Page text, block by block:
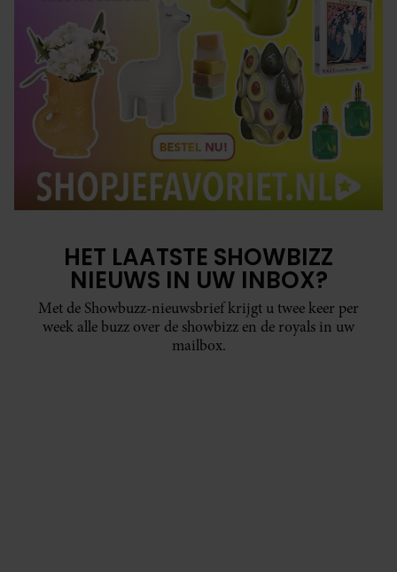
HET LAATSTE SHOWBIZZ
NIEUWS IN UW INBOX?
Met de Showbuzz-nieuwsbrief krijgt u twee keer per
week alle buzz over de showbizz en de royals in uw
mailbox.